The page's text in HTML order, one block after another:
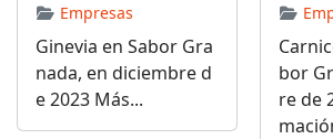
Empresas
Ginevia en Sabor Gra
nada, en diciembre d
e 2023 Más...
bor
re de